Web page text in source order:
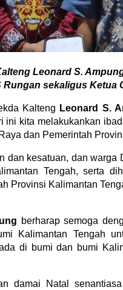
Leonard S.
Rungan sekaligus Ketua
Kalteng Leonard S.
ini kita melakukankan
dan Pemerintah
dan kesatuan, dan
Tengah, serta
Provinsi Kalimantan
berharap semoga
Kalimantan Tengah
di bumi dan bumi
damai Natal